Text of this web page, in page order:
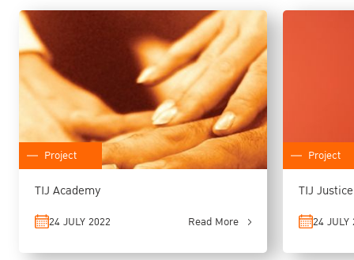
Project
TIJ Academy
24 JULY 2022 Read More
Project
TIJ
24 JULY